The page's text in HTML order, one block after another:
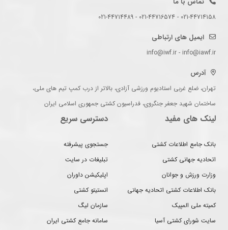
021-44714158 - 021-44716574 - 021-44714489
ایمیل های ارتباطی
info@iwf.ir - info@iawf.ir
آدرس
تهران، ضلع غربی استادیوم ورزشی آزادی، بالاتر از درب کمپ تیم های ملی،
ساختمان شهید جعفر جنگروی، فدراسیون کشتی جمهوری اسلامی ایران
لینک های مفید
بانک جامع اطلاعات کشتی
اتحادیه جهانی کشتی
وزارت ورزش و جوانان
بانک اطلاعات کشتی اتحادیه جهانی
کمیته ملی المپیک
سایت شورای کشتی آسیا
دسترسی سریع
جستجوی پیشرفته
تبلیغات در سایت
اپلیکیشن داوران
انستیتو کشتی
سازمان لیگ
سامانه جامع کشتی ایران